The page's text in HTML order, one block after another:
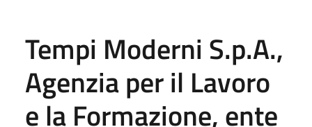
Tempi Moderni S.p.A.,
Agenzia per il Lavoro
e la Formazione, ente